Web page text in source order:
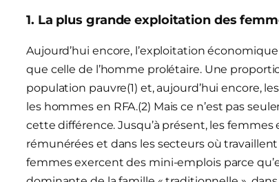
1. La plus grande exploitation des
Aujourd’hui encore, l’exploitation
que celle de l’homme prolétaire. Une
population pauvre(1) et, aujourd’hui encore,
les hommes en RFA.(2) Mais ce n’est pas
cette différence. Jusqu’à présent, les
rémunérées et dans les secteurs où
femmes exercent des mini-emplois parce